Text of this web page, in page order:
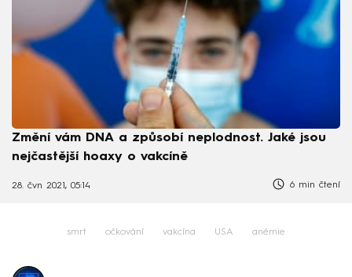
Změní vám DNA a způsobí neplodnost. Jaké jsou
nejčastější hoaxy o vakcíně
28. čvn 2021, 05:14 6 min čtení
smrt očkování vakcína USA anémie